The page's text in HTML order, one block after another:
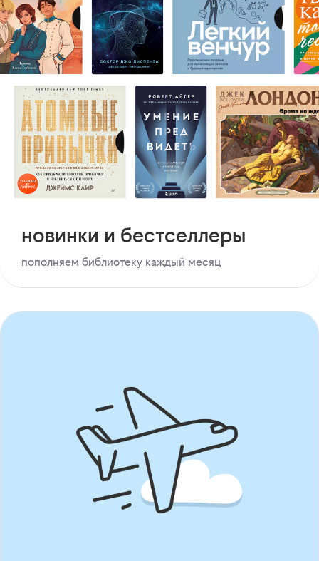
новинки и бестселлеры
пополняем библиотеку каждый месяц